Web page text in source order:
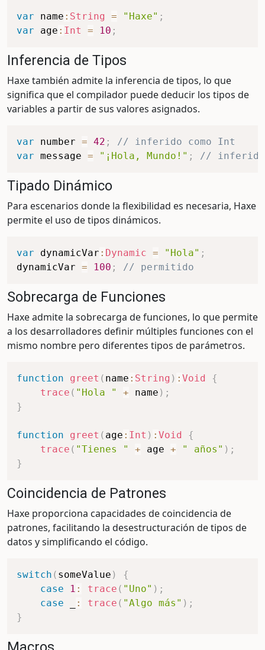
var name : String = "Haxe" ;
var age : Int = 10 ;
Inferencia de Tipos
Haxe también admite la inferencia de tipos, lo que
significa que el compilador puede deducir los tipos de
variables a partir de sus valores asignados.
var number = 42 ;
// inferido como Int
var message = "¡Hola, Mundo!" ; // inferido
Tipado Dinámico
Para escenarios donde la flexibilidad es necesaria, Haxe
permite el uso de tipos dinámicos.
var dynamicVar : Dynamic = "Hola" ;
dynamicVar = 100 ; // permitido
Sobrecarga de Funciones
Haxe admite la sobrecarga de funciones, lo que permite
a los desarrolladores definir múltiples funciones con el
mismo nombre pero diferentes tipos de parámetros.
function greet ( name : String ) : Void
{
trace ( "Hola " + name ) ;
}
function greet ( age : Int ) : Void
{
trace ( "Tienes " + age + " años" ) ;
}
Coincidencia de Patrones
Haxe proporciona capacidades de coincidencia de
patrones, facilitando la desestructuración de tipos de
datos y simplificando el código.
switch ( someValue )
{
case
1 : trace ( "Uno" ) ;
case
: trace ( "Algo más" ) ;
}